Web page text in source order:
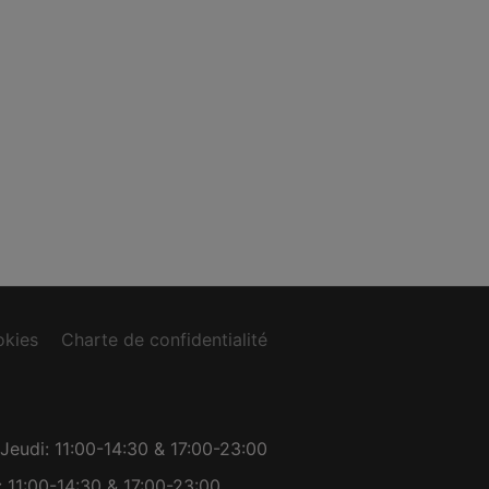
Charte de confidentialité
Jeudi: 11:00-14:30 & 17:00-23:00